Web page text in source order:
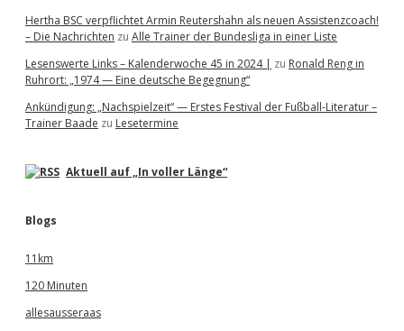
Hertha BSC verpflichtet Armin Reutershahn als neuen Assistenzcoach!
– Die Nachrichten zu Alle Trainer der Bundesliga in einer Liste
Lesenswerte Links – Kalenderwoche 45 in 2024 | zu Ronald Reng in
Ruhrort: „1974 — Eine deutsche Begegnung“
Ankündigung: „Nachspielzeit“ — Erstes Festival der Fußball-Literatur –
Trainer Baade zu Lesetermine
Aktuell auf „In voller Länge“
Blogs
11km
120 Minuten
allesausseraas